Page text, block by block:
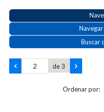
Buscar
de 3
Ordenar por: